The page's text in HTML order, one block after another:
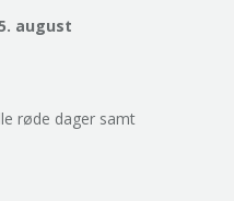
august
røde dager samt